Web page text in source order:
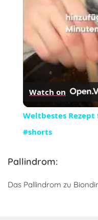
Watch on
Weltbestes
#shorts
Pallindrom:
Das Pallindrom zu